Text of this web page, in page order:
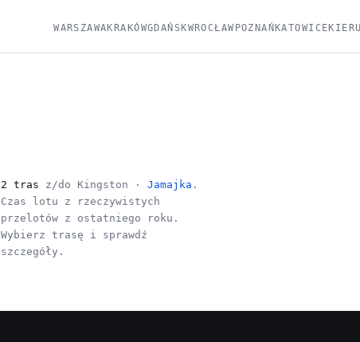
WARSZAWAKRAKÓWGDAŃSKWROCŁAW POZNAŃKATOWICE
2 tras z/do Kingston · Jamajka .
Czas lotu z rzeczywistych
przelotów z ostatniego roku.
Wybierz trasę i sprawdź
szczegóły.